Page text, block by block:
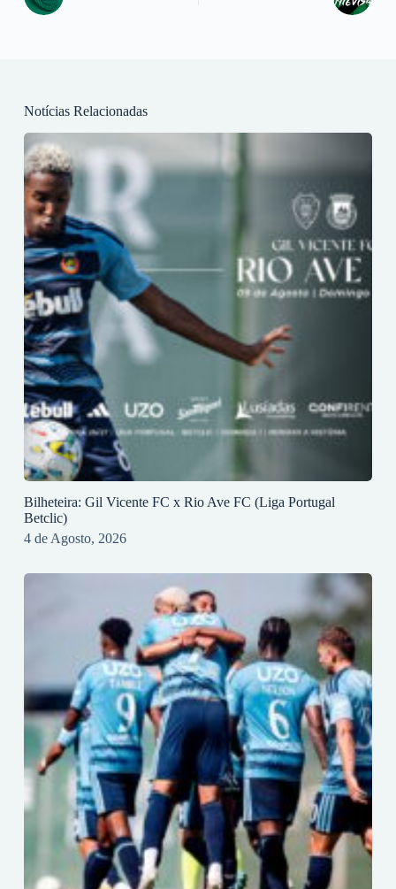
Notícias Relacionadas
Bilheteira: Gil Vicente FC x Rio Ave FC (Liga Portugal
Betclic)
4 de Agosto, 2026